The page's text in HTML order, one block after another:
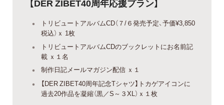
【DER ZIBET40周年応援プラン】
トリビュートアルバムCD（７/６発売予定、予価¥3,850
税込）ｘ 1枚
トリビュートアルバムCDのブックレットにお名前記
載 ｘ１名
制作日記メールマガジン配信 ｘ１
【DER ZIBET40周年記念Tシャツ】トカゲアイコンに
過去20作品を凝縮（黒／S～３XL）ｘ１枚